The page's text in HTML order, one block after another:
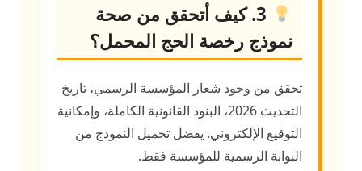
3. كيف أتحقق من صحة
نموذج رخصة الحج المحمل؟
تحقق من وجود شعار المؤسسة الرسمي، تاريخ
التحديث 2026، البنود القانونية الكاملة، وإمكانية
التوقيع الإلكتروني. يفضل تحميل النموذج من
البوابة الرسمية للمؤسسة فقط.